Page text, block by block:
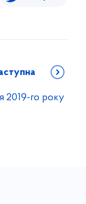
2019-го року